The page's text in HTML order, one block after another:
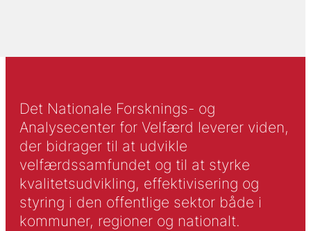
Det Nationale Forsknings- og
Analysecenter for Velfærd leverer viden,
der bidrager til at udvikle
velfærdssamfundet og til at styrke
kvalitetsudvikling, effektivisering og
styring i den offentlige sektor både i
kommuner, regioner og nationalt.